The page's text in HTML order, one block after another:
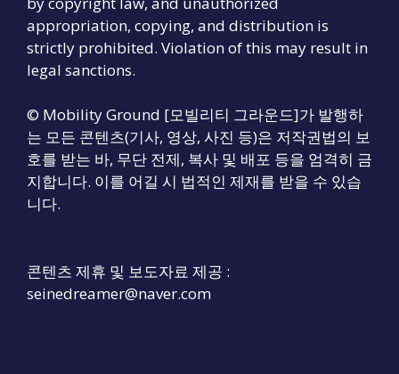
appropriation, copying, and distribution is
strictly prohibited. Violation of this may result in
legal sanctions.
© Mobility Ground [모빌리티 그라운드]가 발행하
는 모든 콘텐츠(기사, 영상, 사진 등)은 저작권법의 보
호를 받는 바, 무단 전제, 복사 및 배포 등을 엄격히 금
지합니다. 이를 어길 시 법적인 제재를 받을 수 있습
니다.
콘텐츠 제휴 및 보도자료 제공 :
seinedreamer@naver.com